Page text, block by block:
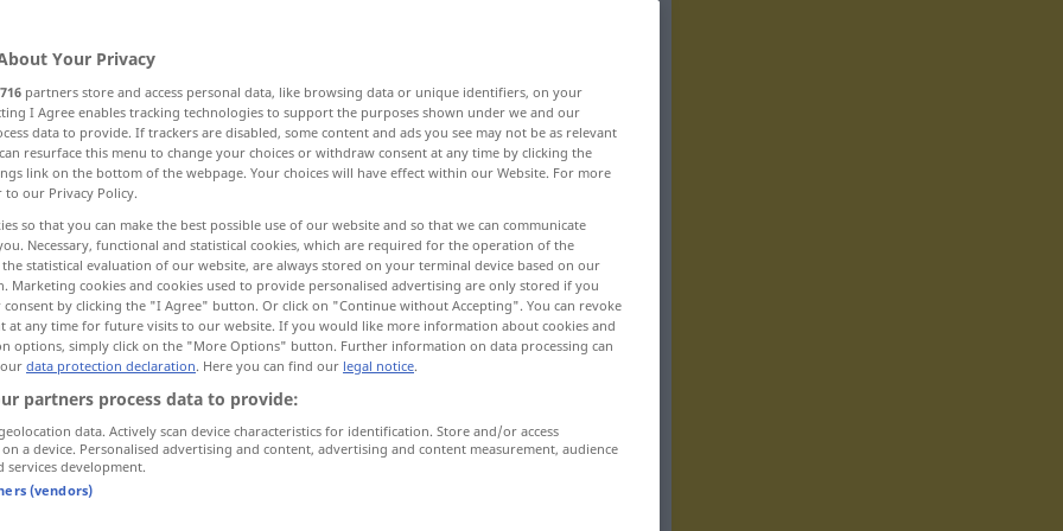
nasty, mean, evil, wicked, vile, dirty
foul, bad, filthy bad
nasty, filthy, foul, rotten dirty, filthy
übel Zustand, Folgen,
Your Privacy
716 partners store and access personal data, like browsing data or unique identifiers, on your
I Agree enables tracking technologies to support the purposes shown under we and our
data to provide. If trackers are disabled, some content and ads you see may not be as relevant
resurface this menu to change your choices or withdraw consent at any time by clicking the
link on the bottom of the webpage. Your choices will have effect within our Website. For more
to our Privacy Policy.
so that you can make the best possible use of our website and so that we can communicate
Necessary, functional and statistical cookies, which are required for the operation of the
statistical evaluation of our website, are always stored on your terminal device based on our
Marketing cookies and cookies used to provide personalised advertising are only stored if you
consent by clicking the "I Agree" button. Or click on "Continue without Accepting". You can revoke
at any time for future visits to our website. If you would like more information about cookies and
options, simply click on the "More Options" button. Further information on data processing can
data protection declaration. Here you can find our legal notice.
partners process data to provide:
data. Actively scan device characteristics for identification. Store and/or access
a device. Personalised advertising and content, advertising and content measurement, audience
services development.
(vendors)